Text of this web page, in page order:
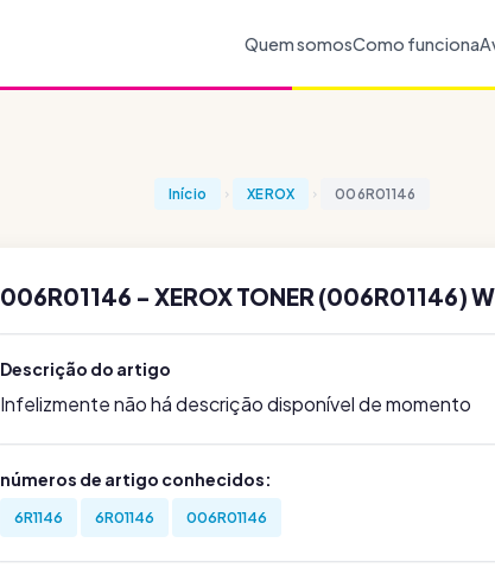
Quem somosComo funciona
Início XEROX 006R01146
006R01146 - XEROX TONER (006R01146)
Descrição do artigo
Infelizmente não há descrição disponível de momento
números de artigo conhecidos:
6R1146 6R01146 006R01146